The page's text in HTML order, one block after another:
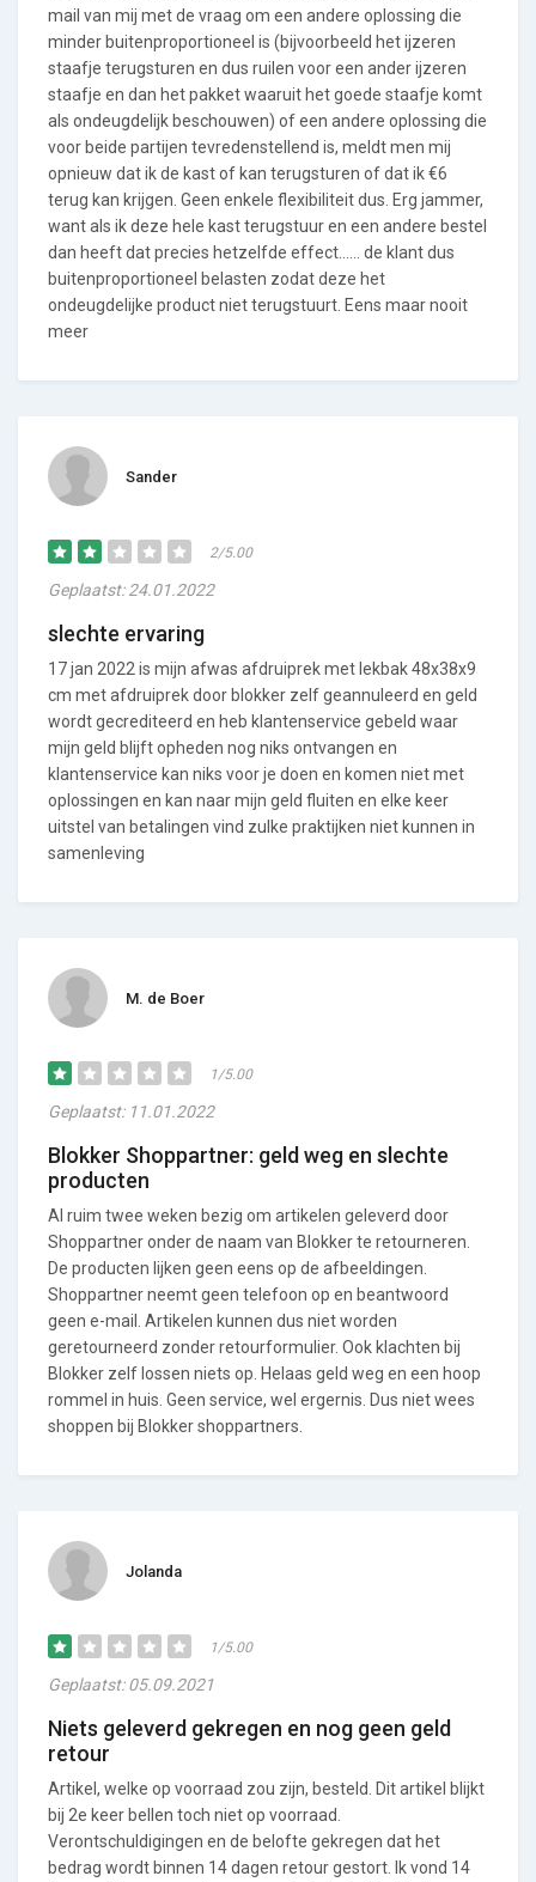
mail van mij met de vraag om een andere oplossing die
minder buitenproportioneel is (bijvoorbeeld het ijzeren
staafje terugsturen en dus ruilen voor een ander ijzeren
staafje en dan het pakket waaruit het goede staafje komt
als ondeugdelijk beschouwen) of een andere oplossing die
voor beide partijen tevredenstellend is, meldt men mij
opnieuw dat ik de kast of kan terugsturen of dat ik €6
terug kan krijgen. Geen enkele flexibiliteit dus. Erg jammer,
want als ik deze hele kast terugstuur en een andere bestel
dan heeft dat precies hetzelfde effect...... de klant dus
buitenproportioneel belasten zodat deze het
ondeugdelijke product niet terugstuurt. Eens maar nooit
meer
Sander
2/5.00
Geplaatst: 24.01.2022
slechte ervaring
17 jan 2022 is mijn afwas afdruiprek met lekbak 48x38x9
cm met afdruiprek door blokker zelf geannuleerd en geld
wordt gecrediteerd en heb klantenservice gebeld waar
mijn geld blijft opheden nog niks ontvangen en
klantenservice kan niks voor je doen en komen niet met
oplossingen en kan naar mijn geld fluiten en elke keer
uitstel van betalingen vind zulke praktijken niet kunnen in
samenleving
M. de Boer
1/5.00
Geplaatst: 11.01.2022
Blokker Shoppartner: geld weg en slechte
producten
Al ruim twee weken bezig om artikelen geleverd door
Shoppartner onder de naam van Blokker te retourneren.
De producten lijken geen eens op de afbeeldingen.
Shoppartner neemt geen telefoon op en beantwoord
geen e-mail. Artikelen kunnen dus niet worden
geretourneerd zonder retourformulier. Ook klachten bij
Blokker zelf lossen niets op. Helaas geld weg en een hoop
rommel in huis. Geen service, wel ergernis. Dus niet wees
shoppen bij Blokker shoppartners.
Jolanda
1/5.00
Geplaatst: 05.09.2021
Niets geleverd gekregen en nog geen geld
retour
Artikel, welke op voorraad zou zijn, besteld. Dit artikel blijkt
bij 2e keer bellen toch niet op voorraad.
Verontschuldigingen en de belofte gekregen dat het
bedrag wordt binnen 14 dagen retour gestort. Ik vond 14